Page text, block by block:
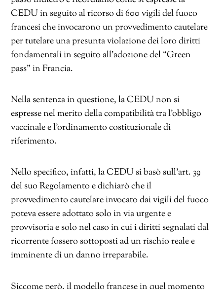
CEDU in seguito al ricorso di 600 vigili del fuoco
francesi che invocarono un provvedimento cautelare
per tutelare una presunta violazione dei loro diritti
fondamentali in seguito all’adozione del “Green
pass” in Francia.
Nella sentenza in questione, la CEDU non si
espresse nel merito della compatibilità tra l’obbligo
vaccinale e l’ordinamento costituzionale di
riferimento.
Nello specifico, infatti, la CEDU si basò sull’art. 39
del suo Regolamento e dichiarò che il
provvedimento cautelare invocato dai vigili del fuoco
poteva essere adottato solo in via urgente e
provvisoria e solo nel caso in cui i diritti segnalati dal
ricorrente fossero sottoposti ad un rischio reale e
imminente di un danno irreparabile.